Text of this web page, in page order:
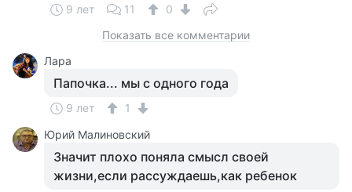
9 лет 11
0
Показать все комментарии
Лара
Папочка... мы с одного года
9 лет
1
Юрий Малиновский
Значит плохо поняла смысл своей
жизни,если рассуждаешь,как ребенок